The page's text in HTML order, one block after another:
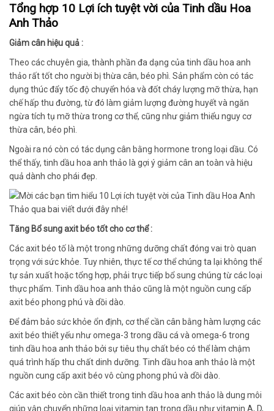
Tổng hợp 10 Lợi ích tuyệt vời của Tinh dầu Hoa
Anh Thảo
Giảm cân hiệu quả :
Theo các chuyên gia, thành phần đa dạng của tinh dầu hoa anh
thảo rất tốt cho người bị thừa cân, béo phì. Sản phẩm còn có tác
dụng thúc đẩy tốc độ chuyển hóa và đốt cháy lượng mỡ thừa, hạn
chế hấp thu đường, từ đó làm giảm lượng đường huyết và ngăn
ngừa tích tụ mỡ thừa trong cơ thể, cũng như giảm thiểu nguy cơ
thừa cân, béo phì.
Ngoài ra nó còn có tác dụng cân bằng hormone trong loại dầu. Có
thể thấy, tinh dầu hoa anh thảo là gợi ý giảm cân an toàn và hiệu
quả dành cho phái đẹp.
Tăng Bổ sung axit béo tốt cho cơ thể :
Các axit béo tố là một trong những dưỡng chất đóng vai trò quan
trọng với sức khỏe. Tuy nhiên, thực tế cơ thể chúng ta lại không thể
tự sản xuất hoặc tổng hợp, phải trực tiếp bổ sung chúng từ các loại
thực phẩm. Tinh dầu hoa anh thảo cũng là một nguồn cung cấp
axit béo phong phú và dồi dào.
Để đảm bảo sức khỏe ổn định, cơ thể cần cân bằng hàm lượng các
axit béo thiết yếu như omega-3 trong dầu cá và omega-6 trong
tinh dầu hoa anh thảo bởi sự tiêu thụ chất béo có thể làm chậm
quá trình hấp thu chất dinh dưỡng. Tinh dầu hoa anh thảo là một
nguồn cung cấp axit béo vô cùng phong phú và dồi dào.
Các axit béo còn cần thiết trong tinh dầu hoa anh thảo là dung môi
giúp vận chuyển những loại vitamin tan trong dầu như vitamin A, D,